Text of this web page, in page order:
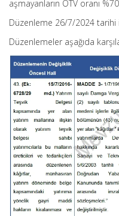
aşmayanların ÖTV oranı
Düzenleme 26/7/2024
Düzenlemeler aşağıda